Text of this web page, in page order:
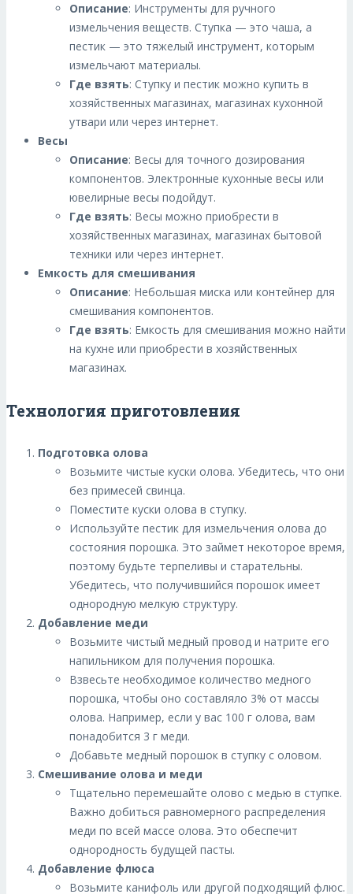
Описание: Инструменты для ручного
измельчения веществ. Ступка — это чаша, а
пестик — это тяжелый инструмент, которым
измельчают материалы.
Где взять: Ступку и пестик можно купить в
хозяйственных магазинах, магазинах кухонной
утвари или через интернет.
Весы
Описание: Весы для точного дозирования
компонентов. Электронные кухонные весы или
ювелирные весы подойдут.
Где взять: Весы можно приобрести в
хозяйственных магазинах, магазинах бытовой
техники или через интернет.
Емкость для смешивания
Описание: Небольшая миска или контейнер для
смешивания компонентов.
Где взять: Емкость для смешивания можно найти
на кухне или приобрести в хозяйственных
магазинах.
Технология приготовления
Подготовка олова
Возьмите чистые куски олова. Убедитесь, что они
без примесей свинца.
Поместите куски олова в ступку.
Используйте пестик для измельчения олова до
состояния порошка. Это займет некоторое время,
поэтому будьте терпеливы и старательны.
Убедитесь, что получившийся порошок имеет
однородную мелкую структуру.
Добавление меди
Возьмите чистый медный провод и натрите его
напильником для получения порошка.
Взвесьте необходимое количество медного
порошка, чтобы оно составляло 3% от массы
олова. Например, если у вас 100 г олова, вам
понадобится 3 г меди.
Добавьте медный порошок в ступку с оловом.
Смешивание олова и меди
Тщательно перемешайте олово с медью в ступке.
Важно добиться равномерного распределения
меди по всей массе олова. Это обеспечит
однородность будущей пасты.
Добавление флюса
Возьмите канифоль или другой подходящий флюс.